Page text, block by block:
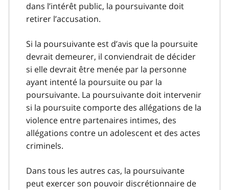
dans l’intérêt public, la poursuivante doit
retirer l’accusation.
Si la poursuivante est d’avis que la poursuite
devrait demeurer, il conviendrait de décider
si elle devrait être menée par la personne
ayant intenté la poursuite ou par la
poursuivante. La poursuivante doit intervenir
si la poursuite comporte des allégations de la
violence entre partenaires intimes, des
allégations contre un adolescent et des actes
criminels.
Dans tous les autres cas, la poursuivante
peut exercer son pouvoir discrétionnaire de